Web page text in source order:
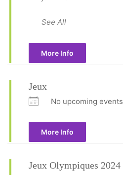
See All
More Info
Jeux
No upcoming events
More Info
Jeux Olympiques 2024